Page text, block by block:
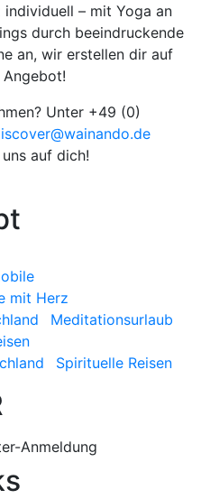
individuell – mit Yoga an
durch beeindruckende
an, wir erstellen dir auf
Unter +49 (0)
auf dich!
mit Herz
Meditationsurlaub
Spirituelle Reisen
Anmeldung